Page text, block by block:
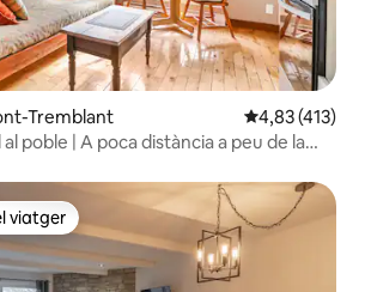
Tremblant 4,83 de
4,83 (413)
al poble | A poca distància a peu de la
viatger
viatger